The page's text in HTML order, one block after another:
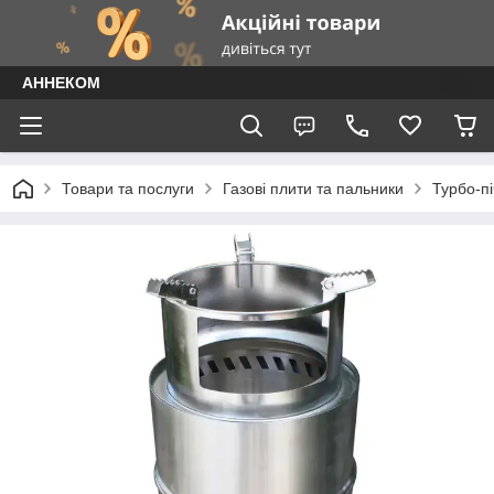
АННЕКОМ
Товари та послуги Газові плити та пальники Турбо-